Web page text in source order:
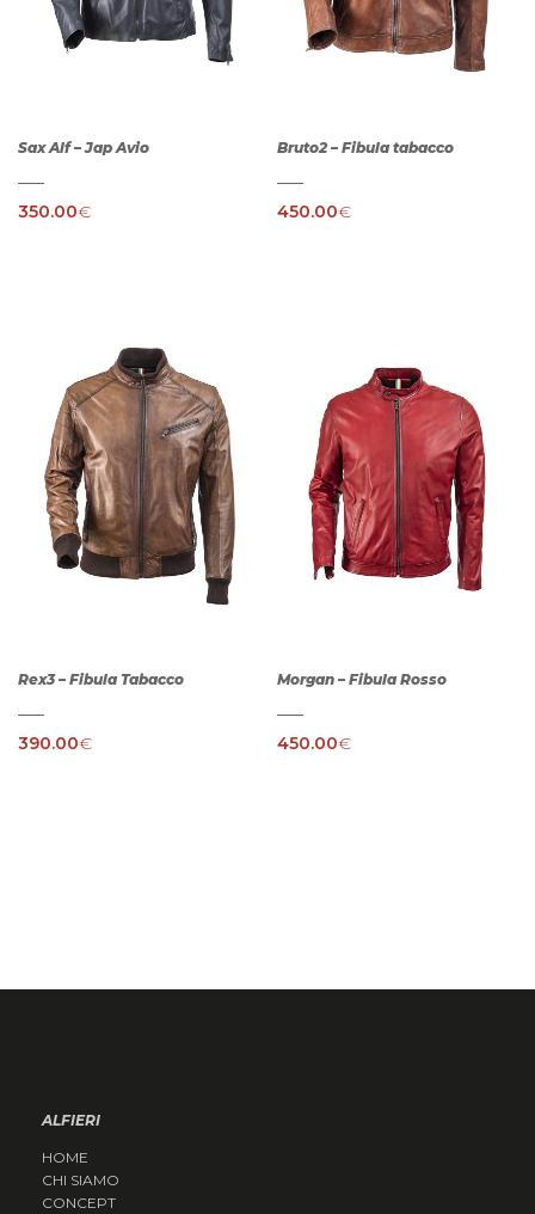
Sax Alf – Jap Avio
350.00€
Bruto2 – Fibula tabacco
450.00€
Rex3 – Fibula Tabacco
390.00€
Morgan – Fibula Rosso
450.00€
ALFIERI
HOME
CHI SIAMO
CONCEPT